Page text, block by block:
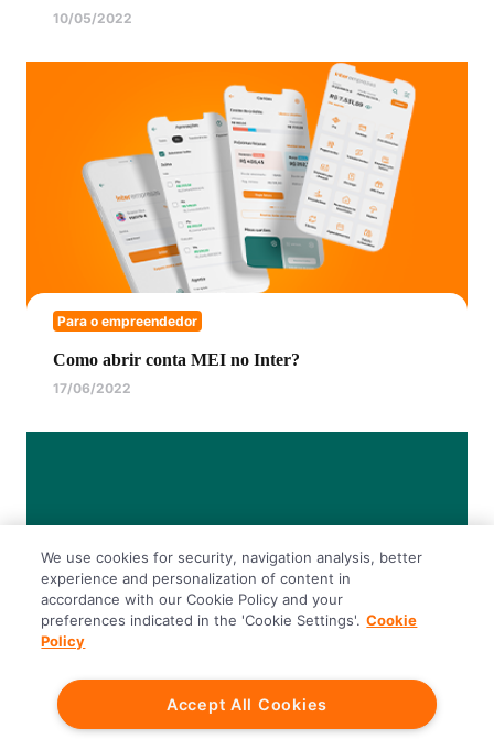
10/05/2022
Para o empreendedor
Como abrir conta MEI no Inter?
17/06/2022
Para o empreendedor
DAS MEI: saiba o que é e como emitir
We use cookies for security, navigation analysis, better
experience and personalization of content in
accordance with our Cookie Policy and your
preferences indicated in the 'Cookie Settings'. Cookie
Policy
Accept All Cookies